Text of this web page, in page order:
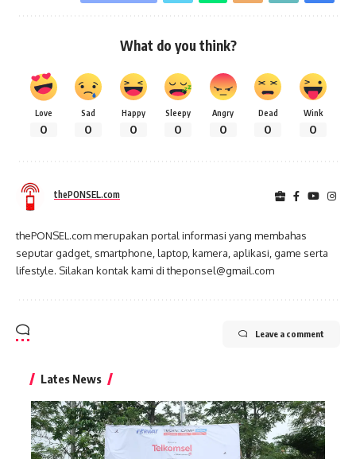
What do you think?
Love
0
Sad
0
Happy
0
Sleepy
0
Angry
0
Dead
0
Wink
0
thePONSEL.com
thePONSEL.com merupakan portal informasi yang membahas
seputar gadget, smartphone, laptop, kamera, aplikasi, game serta
lifestyle. Silakan kontak kami di theponsel@gmail.com
Leave a comment
Lates News